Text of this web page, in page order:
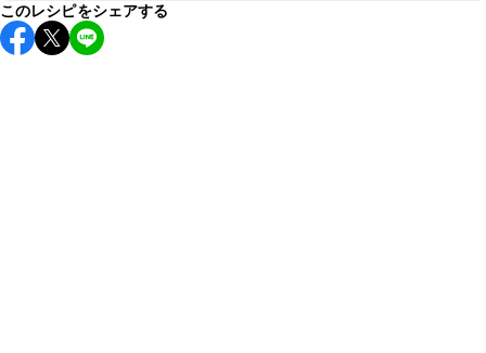
A
し上がりください。
※日持ちは目安です。
A
チューブタイプのニンニクを使用してもお作りいただけま
す。小さじ1/2を目安に加え、お好みの風味になるようご調節
このレシピをシェアする